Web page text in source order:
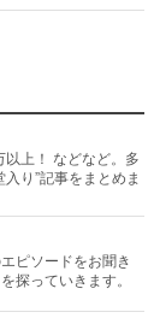
上！ などなど。多
り”記事をまとめま
ピソードをお聞き
探っていきます。